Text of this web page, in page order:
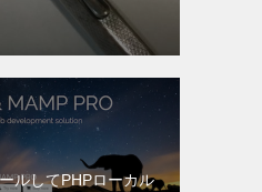
ルしてPHPローカル